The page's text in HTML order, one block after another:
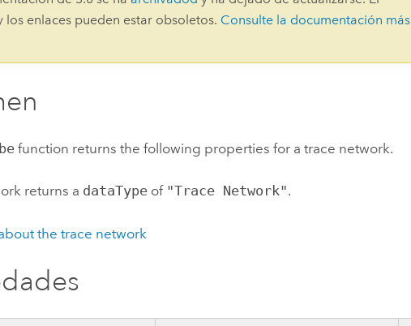
Explorar la gestión de infraestructuras
los enlaces pueden estar obsoletos. Consulte la documentación más
function returns the following properties for a trace network.
returns a dataType of "Trace Network".
the trace network